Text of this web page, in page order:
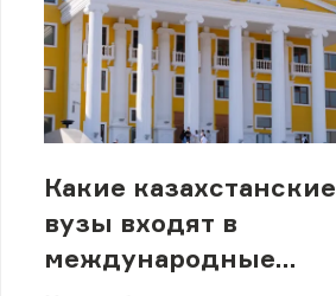
Какие казахстанские
вузы входят в
международные